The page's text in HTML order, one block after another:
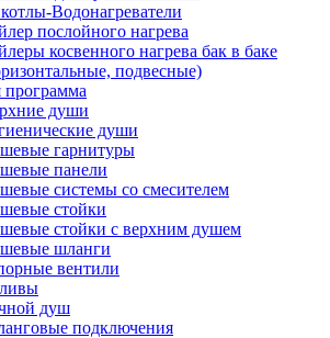
Водонагреватели
послойного нагрева
косвенного нагрева бак в баке
подвесные)
души
души
гарнитуры
панели
системы со смесителем
стойки
стойки с верхним душем
шланги
вентили
душ
подключения